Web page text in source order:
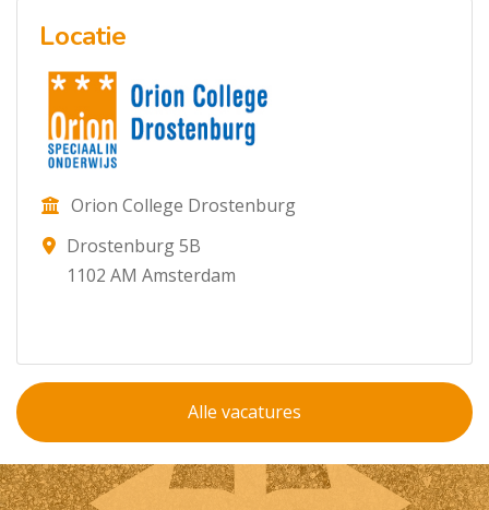
Locatie
Orion College Drostenburg
Drostenburg 5B
1102 AM Amsterdam
Alle vacatures